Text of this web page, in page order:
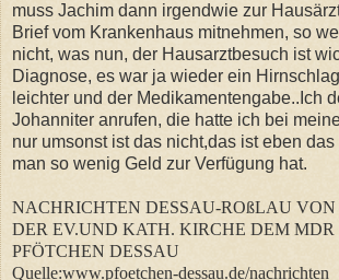
muss Jachim dann irgendwie zur
Brief vom Krankenhaus mitnehmen, so
nicht, was nun, der Hausarztbesuch ist
Diagnose, es war ja wieder ein
leichter und der Medikamentengabe..Ich
Johanniter anrufen, die hatte ich bei
nur umsonst ist das nicht,das ist eben
man so wenig Geld zur Verfügung hat.
NACHRICHTEN DESSAU-ROßLAU
DER EV.UND KATH. KIRCHE DEM MDR
PFÖTCHEN DESSAU
Quelle:www.pfoetchen-dessau.de/nachrichten